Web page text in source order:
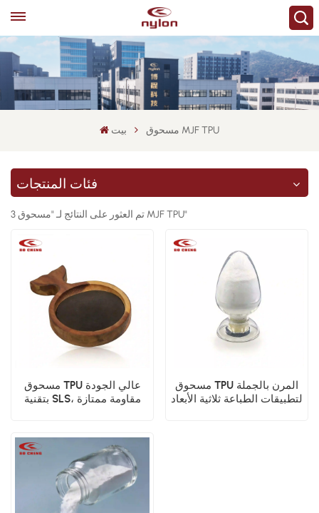
بيت مسحوق MJF TPU
فئات المنتجات
3 تم العثور على النتائج لـ "مسحوق MJF TPU"
مسحوق TPU عالي الجودة
بتقنية SLS، مقاومة ممتازة
مسحوق TPU المرن بالجملة
لتطبيقات الطباعة ثلاثية الأبعاد